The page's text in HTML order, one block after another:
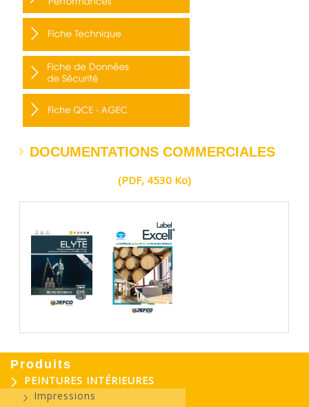
DOCUMENTATIONS COMMERCIALES
(PDF, 4530 Ko)
Produits
PEINTURES INTÉRIEURES
Impressions